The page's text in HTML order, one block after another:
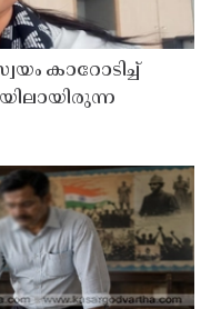
കാറോടിച്ച്